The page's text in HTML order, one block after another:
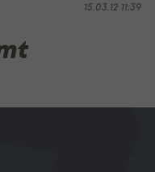
15.03.12 11:39